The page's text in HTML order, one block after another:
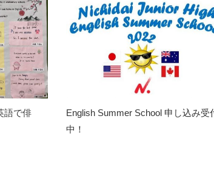
語で俳
English Summer School 申し込み受
中！